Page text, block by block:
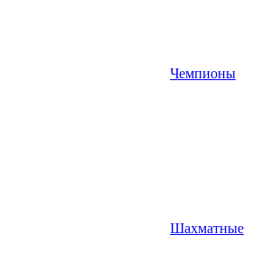
Чемпионы
Шахматные